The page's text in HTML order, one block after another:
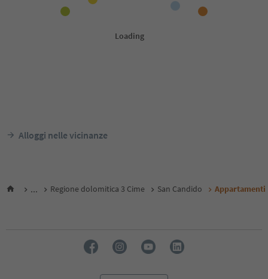
Alloggi nelle vicinanze
... Regione dolomitica 3 Cime San Candido